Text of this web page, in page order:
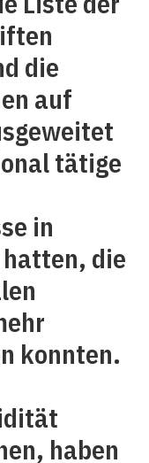
die
auf
tätige
in
die
konnten.
haben